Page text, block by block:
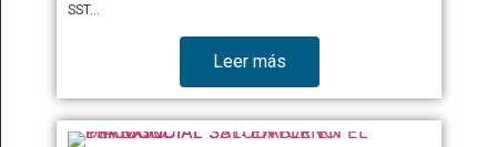
SST…
Leer más